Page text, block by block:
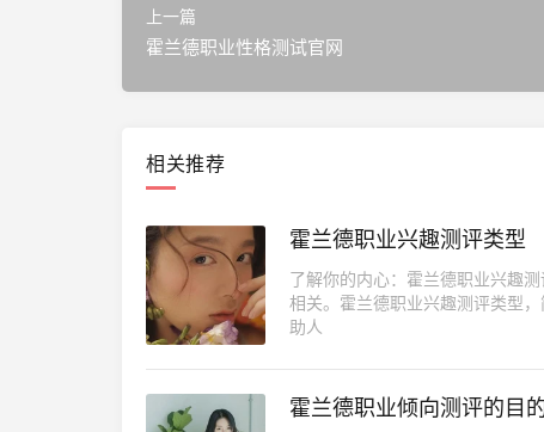
上一篇
霍兰德职业性格测试官网
相关推荐
霍兰德职业兴趣测评类型
了解你的内心：霍兰德职业兴趣
相关。霍兰德职业兴趣测评类型
助人
霍兰德职业倾向测评的目